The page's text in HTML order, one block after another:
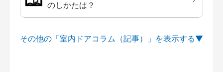
のしかたは？
その他の「室内ドアコラム（記事）」を